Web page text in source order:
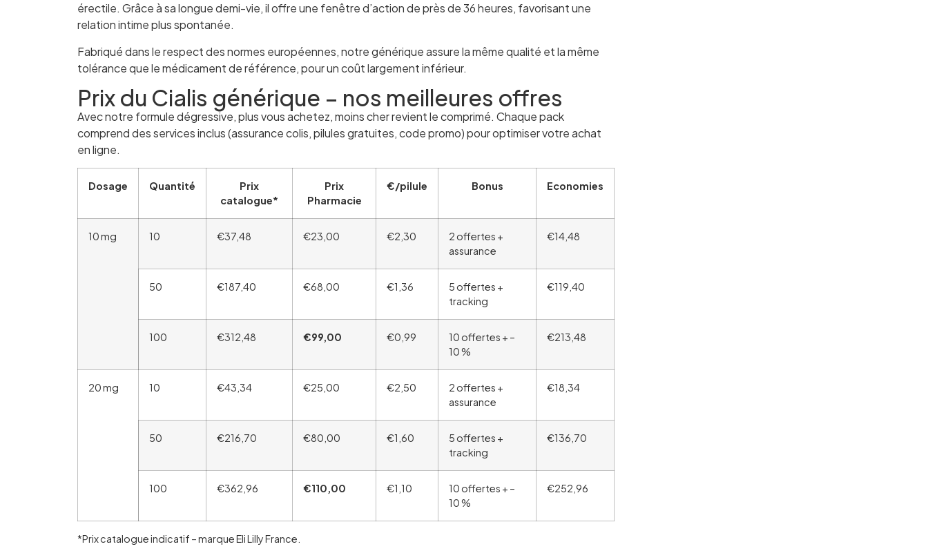
érectile. Grâce à sa longue demi-vie, il offre une fenêtre d’action de près de 36 heures, favorisant une
relation intime plus spontanée.
Fabriqué dans le respect des normes européennes, notre générique assure la même qualité et la même
tolérance que le médicament de référence, pour un coût largement inférieur.
Prix du Cialis générique – nos meilleures offres
Avec notre formule dégressive, plus vous achetez, moins cher revient le comprimé. Chaque pack
comprend des services inclus (assurance colis, pilules gratuites, code promo) pour optimiser votre achat
en ligne.
Dosage Quantité
Prix
catalogue*
Prix
Pharmacie
€/pilule Bonus Economies
10 mg 10 €37,48 €23,00 €2,30
2 offertes +
assurance
€14,48
50 €187,40 €68,00 €1,36
5 offertes +
tracking
€119,40
100 €312,48 €99,00 €0,99
10 offertes + –
10 %
€213,48
20 mg 10 €43,34 €25,00 €2,50
2 offertes +
assurance
€18,34
50 €216,70 €80,00 €1,60
5 offertes +
tracking
€136,70
100 €362,96 €110,00 €1,10
10 offertes + –
10 %
€252,96
*Prix catalogue indicatif – marque Eli Lilly France.